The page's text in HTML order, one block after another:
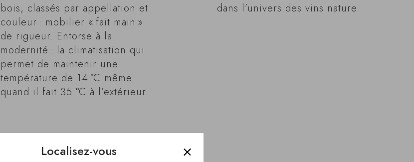
bois, classés par appellation et
couleur : mobilier « fait main »
de rigueur. Entorse à la
modernité : la climatisation qui
permet de maintenir une
température de 14 °C même
quand il fait 35 °C à l’extérieur.
dans l’univers des vins nature.
Localisez-vous